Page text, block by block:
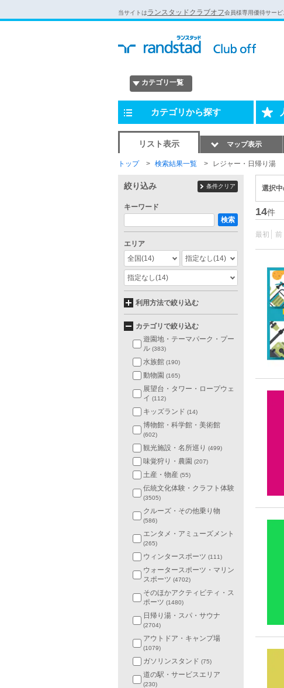
当サイトはランスタッドクラブオフ会員様専用優待サービ
カテゴリ一覧
カテゴリから探す
リスト表示 マップ表示
トップ 検索結果一覧 レジャー・日帰り湯
選択中
14件
最初 前
絞り込み 条件クリア
キーワード
検索
エリア
全国(14) 指定なし(14)
指定なし(14)
利用方法で絞り込む
カテゴリで絞り込む
遊園地・テーマパーク・プー
ル (383)
水族館 (190)
動物園 (165)
展望台・タワー・ロープウェ
イ (112)
キッズランド (14)
博物館・科学館・美術館
(602)
観光施設・名所巡り (499)
味覚狩り・農園 (207)
土産・物産 (55)
伝統文化体験・クラフト体験
(3505)
クルーズ・その他乗り物
(586)
エンタメ・アミューズメント
(265)
ウィンタースポーツ (111)
ウォータースポーツ・マリン
スポーツ (4702)
そのほかアクティビティ・ス
ポーツ (1480)
日帰り湯・スパ・サウナ
(2704)
アウトドア・キャンプ場
(1079)
ガソリンスタンド (75)
道の駅・サービスエリア
(230)